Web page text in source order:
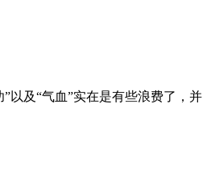
以及“气血”实在是有些浪费了，并